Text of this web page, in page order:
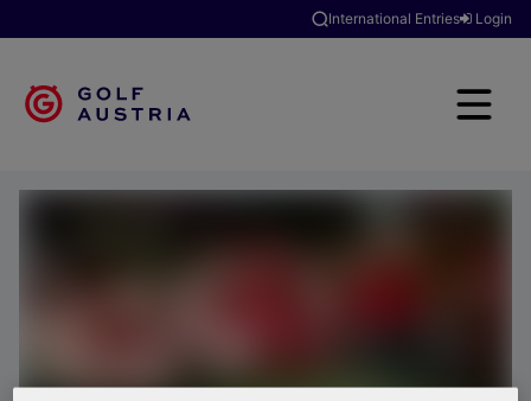
International Entries Login